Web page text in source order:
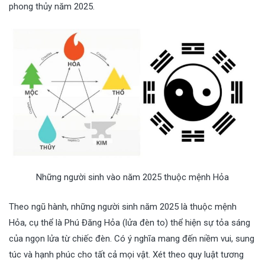
phong thủy năm 2025.
Những người sinh vào năm 2025 thuộc mệnh Hỏa
Theo ngũ hành, những người sinh năm 2025 là thuộc mệnh
Hỏa, cụ thể là Phú Đăng Hỏa (lửa đèn to) thể hiện sự tỏa sáng
của ngọn lửa từ chiếc đèn. Có ý nghĩa mang đến niềm vui, sung
túc và hạnh phúc cho tất cả mọi vật. Xét theo quy luật tương